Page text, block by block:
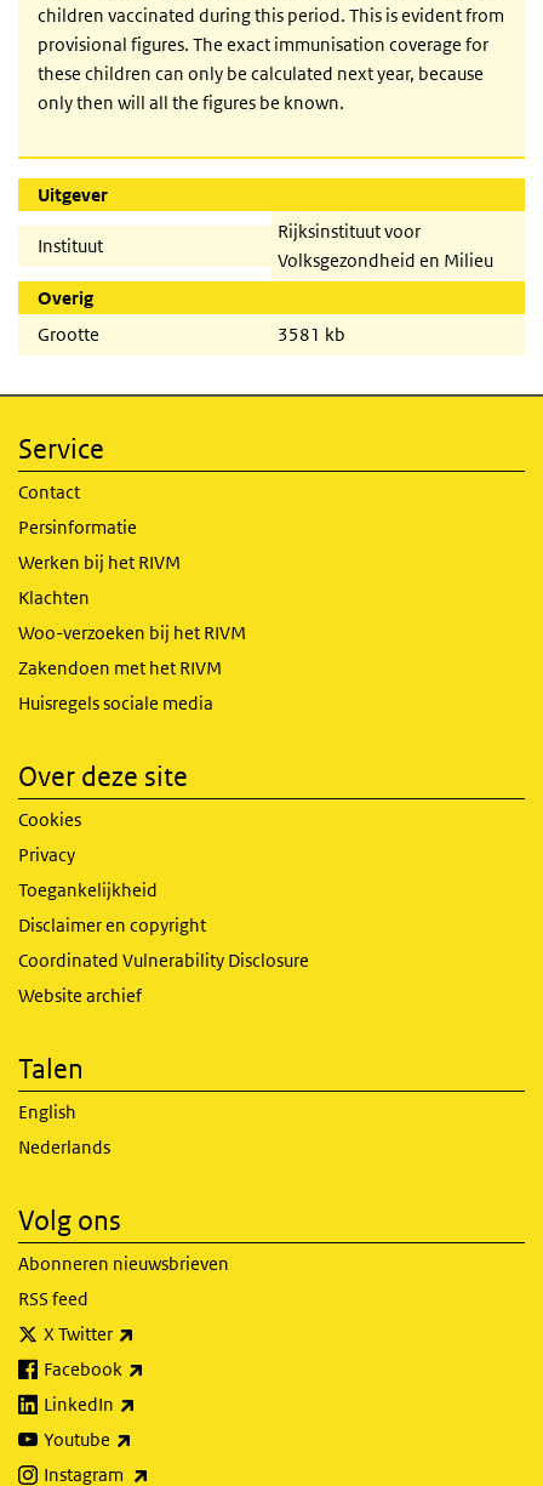
children vaccinated during this period. This is evident from
provisional figures. The exact immunisation coverage for
these children can only be calculated next year, because
only then will all the figures be known.
Uitgever
Instituut
Rijksinstituut voor
Volksgezondheid en Milieu
Overig
Grootte
3581 kb
Service
Contact
Persinformatie
Werken bij het RIVM
Klachten
Woo-verzoeken bij het RIVM
Zakendoen met het RIVM
Huisregels sociale media
Over deze site
Cookies
Privacy
Toegankelijkheid
Disclaimer en copyright
Coordinated Vulnerability Disclosure
Website archief
Talen
English
Nederlands
Volg ons
Abonneren nieuwsbrieven
RSS feed
X Twitter
Facebook
LinkedIn
Youtube
Instagram